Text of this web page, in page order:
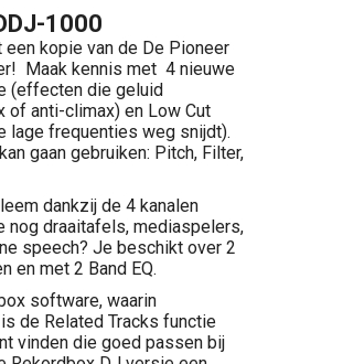
1000
kopie van de De Pioneer
Maak kennis met 4 nieuwe
(effecten die geluid
of anti-climax) en Low Cut
lage frequenties weg snijdt).
gaan gebruiken: Pitch, Filter,
dankzij de 4 kanalen
nog draaitafels, mediaspelers,
speech? Je beschikt over 2
en met 2 Band EQ.
software, waarin
de Related Tracks functie
vinden die goed passen bij